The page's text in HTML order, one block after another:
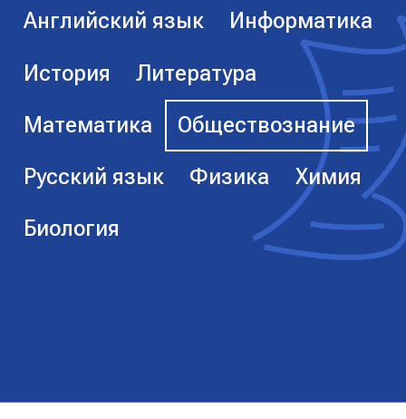
Английский язык Информатика
История Литература
Математика Обществознание
Русский язык Физика Химия
Биология